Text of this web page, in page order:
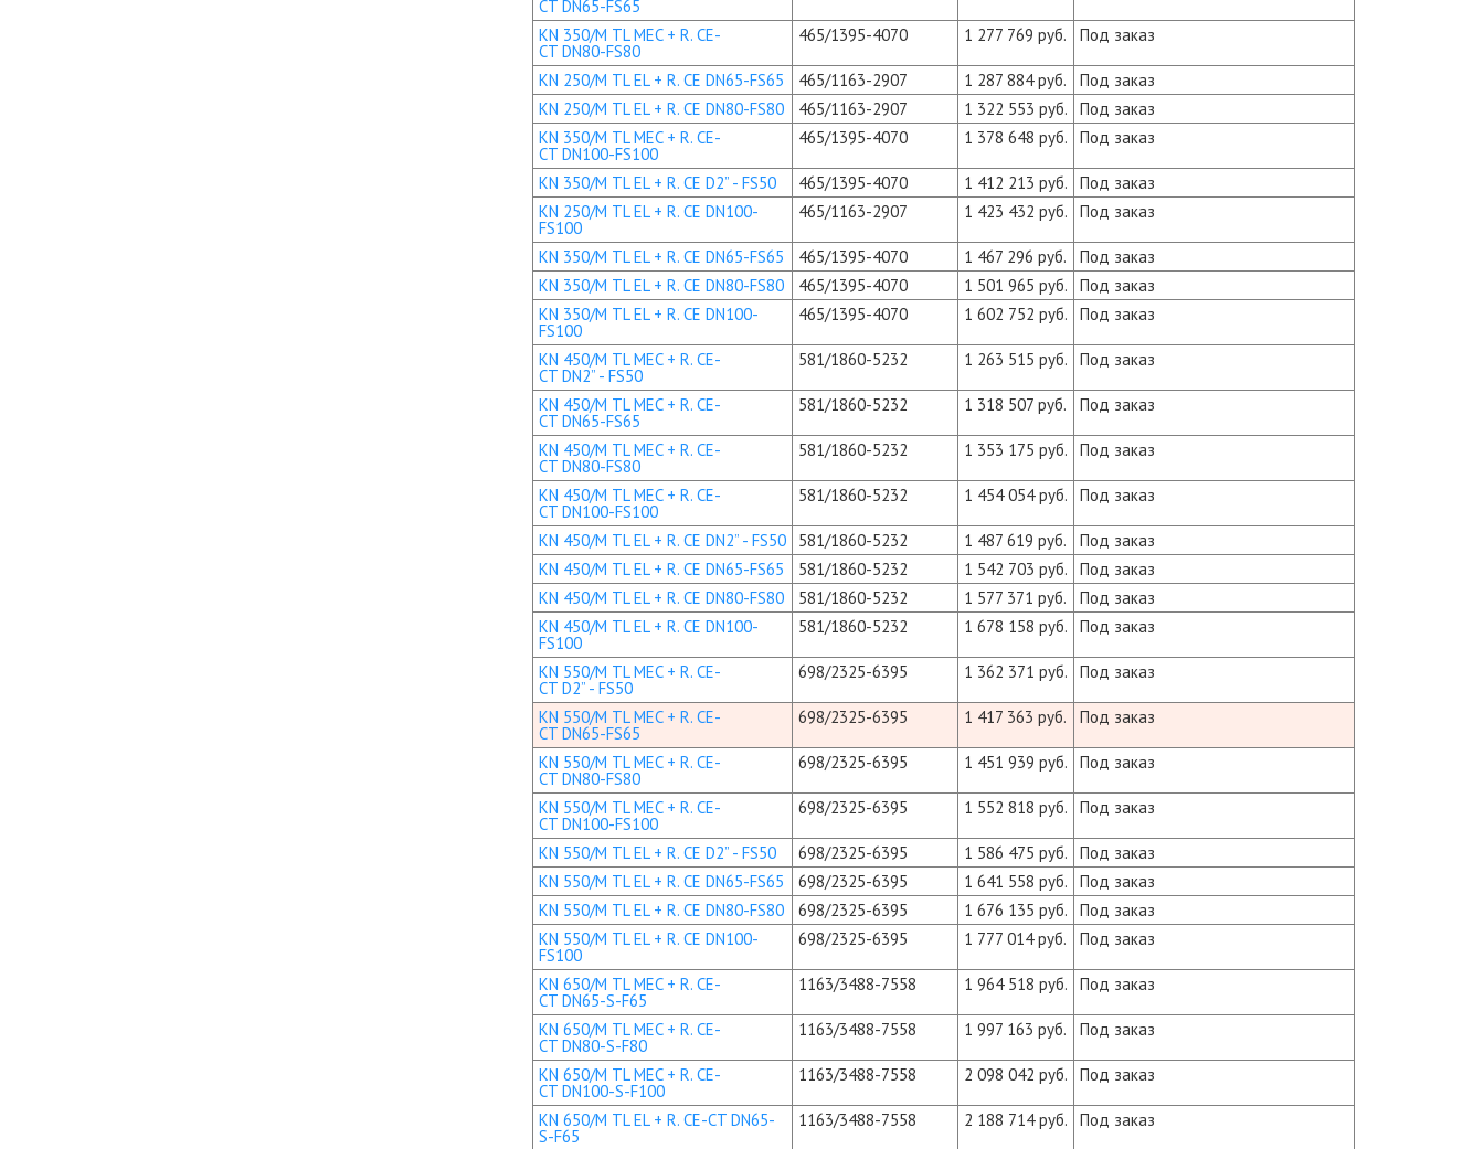
CT DN65-FS65
KN 350/M TL MEC + R. CE-
CT DN80-FS80
465/1395-4070 1 277 769 руб. Под заказ
KN 250/M TL EL + R. CE DN65-FS65 465/1163-2907 1 287 884 руб.
Под заказ
KN 250/M TL EL + R. CE DN80-FS80
465/1163-2907 1 322 553 руб.
Под заказ
KN 350/M TL MEC + R. CE-
CT DN100-FS100
465/1395-4070 1 378 648 руб. Под заказ
KN 350/M TL EL + R. CE D2” - FS50 465/1395-4070 1 412 213 руб.
Под заказ
KN 250/M TL EL + R. CE DN100-
FS100
465/1163-2907 1 423 432 руб. Под заказ
KN 350/M TL EL + R. CE DN65-FS65 465/1395-4070 1 467 296 руб.
Под заказ
KN 350/M TL EL + R. CE DN80-FS80
465/1395-4070 1 501 965 руб.
Под заказ
KN 350/M TL EL + R. CE DN100-
FS100
465/1395-4070 1 602 752 руб. Под заказ
KN 450/M TL MEC + R. CE-
CT DN2” - FS50
581/1860-5232 1 263 515 руб. Под заказ
KN 450/M TL MEC + R. CE-
CT DN65-FS65
581/1860-5232 1 318 507 руб. Под заказ
KN 450/M TL MEC + R. CE-
CT DN80-FS80
581/1860-5232 1 353 175 руб. Под заказ
KN 450/M TL MEC + R. CE-
CT DN100-FS100
581/1860-5232 1 454 054 руб. Под заказ
KN 450/M TL EL + R. CE DN2” - FS50 581/1860-5232 1 487 619 руб.
Под заказ
KN 450/M TL EL + R. CE DN65-FS65
581/1860-5232 1 542 703 руб.
Под заказ
KN 450/M TL EL + R. CE DN80-FS80
581/1860-5232 1 577 371 руб.
Под заказ
KN 450/M TL EL + R. CE DN100-
FS100
581/1860-5232 1 678 158 руб. Под заказ
KN 550/M TL MEC + R. CE-
CT D2” - FS50
698/2325-6395 1 362 371 руб. Под заказ
KN 550/M TL MEC + R. CE-
CT DN65-FS65
698/2325-6395 1 417 363 руб. Под заказ
KN 550/M TL MEC + R. CE-
CT DN80-FS80
698/2325-6395 1 451 939 руб. Под заказ
KN 550/M TL MEC + R. CE-
CT DN100-FS100
698/2325-6395 1 552 818 руб. Под заказ
KN 550/M TL EL + R. CE D2” - FS50 698/2325-6395 1 586 475 руб.
Под заказ
KN 550/M TL EL + R. CE DN65-FS65
698/2325-6395 1 641 558 руб.
Под заказ
KN 550/M TL EL + R. CE DN80-FS80
698/2325-6395 1 676 135 руб.
Под заказ
KN 550/M TL EL + R. CE DN100-
FS100
698/2325-6395 1 777 014 руб. Под заказ
KN 650/M TL MEC + R. CE-
CT DN65-S-F65
1163/3488-7558 1 964 518 руб. Под заказ
KN 650/M TL MEC + R. CE-
CT DN80-S-F80
1163/3488-7558 1 997 163 руб. Под заказ
KN 650/M TL MEC + R. CE-
CT DN100-S-F100
1163/3488-7558 2 098 042 руб. Под заказ
KN 650/M TL EL + R. CE-CT DN65-
S-F65
1163/3488-7558 2 188 714 руб. Под заказ